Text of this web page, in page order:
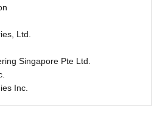
Ltd.
Singapore Pte Ltd.
Inc.